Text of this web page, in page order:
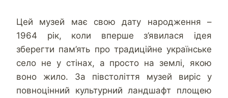
Цей музей має свою дату народження –
1964 рік, коли вперше з’явилася ідея
зберегти пам’ять про традиційне українське
село не у стінах, а просто на землі, якою
воно жило. За півстоліття музей виріс у
повноцінний культурний ландшафт площею